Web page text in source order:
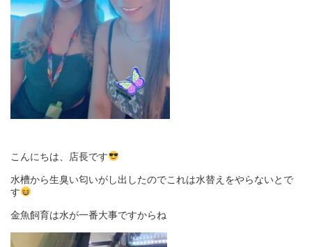
こんにちは、店長です
水槽から生臭い匂いがし出したのでこれは水替えをやらないとで
す
金魚飼育は水が一番大事ですからね